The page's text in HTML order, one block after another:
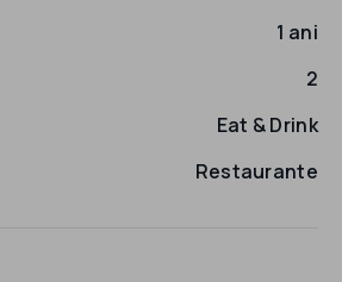
1 ani
2
Eat & Drink
Restaurante